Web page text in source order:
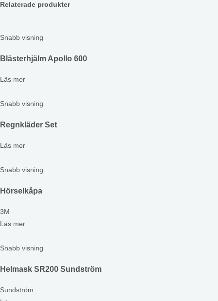
Relaterade produkter
Snabb visning
Blästerhjälm Apollo 600
Läs mer
Snabb visning
Regnkläder Set
Läs mer
Snabb visning
Hörselkåpa
3M
Läs mer
Snabb visning
Helmask SR200 Sundström
Sundström